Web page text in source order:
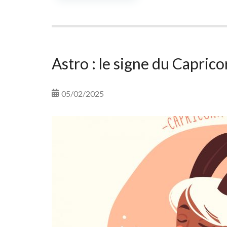
Astro : le signe du
05/02/2025